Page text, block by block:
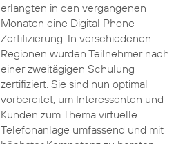
erlangten in den vergangenen
Monaten eine Digital Phone-
Zertifizierung. In verschiedenen
Regionen wurden Teilnehmer nach
einer zweitägigen Schulung
zertifiziert. Sie sind nun optimal
vorbereitet, um Interessenten und
Kunden zum Thema virtuelle
Telefonanlage umfassend und mit